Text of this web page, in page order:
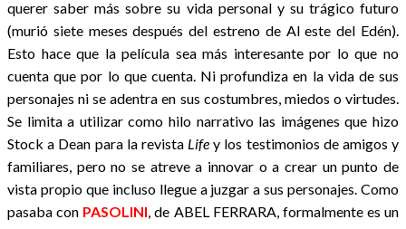
querer saber más sobre su vida personal y su trágico futuro
(murió siete meses después del estreno de Al este del Edén).
Esto hace que la película sea más interesante por lo que no
cuenta que por lo que cuenta. Ni profundiza en la vida de sus
personajes ni se adentra en sus costumbres, miedos o virtudes.
Se limita a utilizar como hilo narrativo las imágenes que hizo
Stock a Dean para la revista Life y los testimonios de amigos y
familiares, pero no se atreve a innovar o a crear un punto de
vista propio que incluso llegue a juzgar a sus personajes. Como
pasaba con PASOLINI, de ABEL FERRARA, formalmente es un